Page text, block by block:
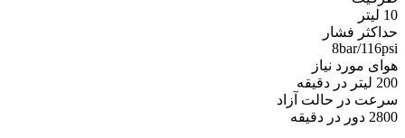
10 لیتر
حداکثر فشار
8bar/116psi
هوای مورد نیاز
200 لیتر در دقیقه
سرعت در حالت آزاد
2800 دور در دقیقه